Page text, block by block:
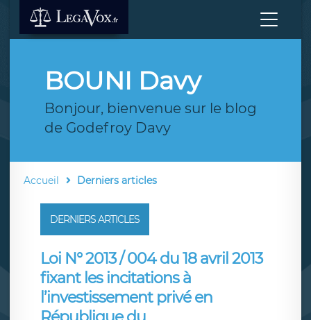
BOUNI Davy
Bonjour, bienvenue sur le blog
de Godefroy Davy
Accueil Derniers articles
DERNIERS ARTICLES
Loi N° 2013 / 004 du 18 avril 2013
fixant les incitations à
l’investissement privé en